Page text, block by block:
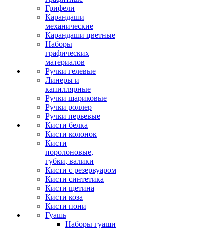
Грифели
Карандаши
механические
Карандаши цветные
Наборы
графических
материалов
Ручки гелевые
Линеры и
капиллярные
Ручки шариковые
Ручки роллер
Ручки перьевые
Кисти белка
Кисти колонок
Кисти
поролоновые,
губки, валики
Кисти с резервуаром
Кисти синтетика
Кисти щетина
Кисти коза
Кисти пони
Гуашь
Наборы гуаши